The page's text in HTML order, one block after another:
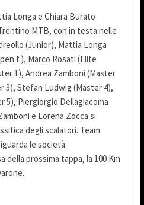
Longa e Chiara Burato
MTB, con in testa nelle
(Junior), Mattia Longa
f.), Marco Rosati (Elite
1), Andrea Zamboni (Master
3), Stefan Ludwig (Master 4),
5), Piergiorgio Dellagiacoma
e Lorena Zocca si
degli scalatori. Team
le società.
della prossima tappa, la 100 Km